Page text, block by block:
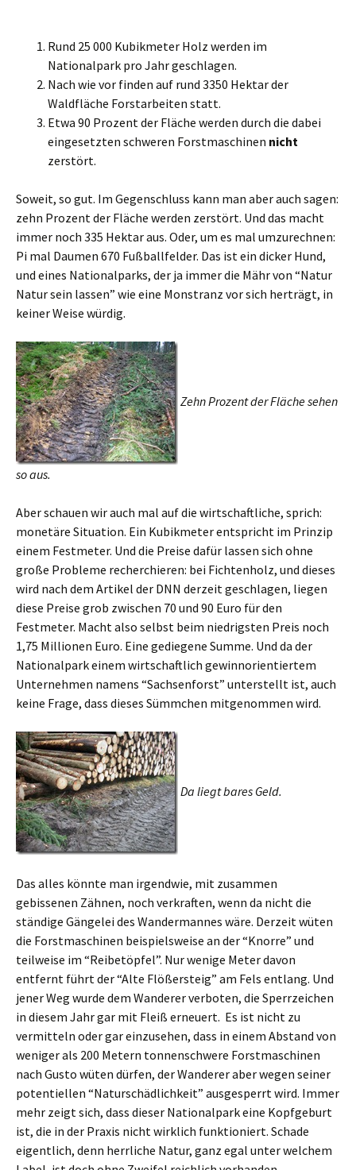
Rund 25 000 Kubikmeter Holz werden im
Nationalpark pro Jahr geschlagen.
Nach wie vor finden auf rund 3350 Hektar der
Waldfläche Forstarbeiten statt.
Etwa 90 Prozent der Fläche werden durch die dabei
eingesetzten schweren Forstmaschinen nicht
zerstört.
Soweit, so gut. Im Gegenschluss kann man aber auch sagen:
zehn Prozent der Fläche werden zerstört. Und das macht
immer noch 335 Hektar aus. Oder, um es mal umzurechnen:
Pi mal Daumen 670 Fußballfelder. Das ist ein dicker Hund,
und eines Nationalparks, der ja immer die Mähr von “Natur
Natur sein lassen” wie eine Monstranz vor sich herträgt, in
keiner Weise würdig.
Zehn Prozent der Fläche sehen
so aus.
Aber schauen wir auch mal auf die wirtschaftliche, sprich:
monetäre Situation. Ein Kubikmeter entspricht im Prinzip
einem Festmeter. Und die Preise dafür lassen sich ohne
große Probleme recherchieren: bei Fichtenholz, und dieses
wird nach dem Artikel der DNN derzeit geschlagen, liegen
diese Preise grob zwischen 70 und 90 Euro für den
Festmeter. Macht also selbst beim niedrigsten Preis noch
1,75 Millionen Euro. Eine gediegene Summe. Und da der
Nationalpark einem wirtschaftlich gewinnorientiertem
Unternehmen namens “Sachsenforst” unterstellt ist, auch
keine Frage, dass dieses Sümmchen mitgenommen wird.
Da liegt bares Geld.
Das alles könnte man irgendwie, mit zusammen
gebissenen Zähnen, noch verkraften, wenn da nicht die
ständige Gängelei des Wandermannes wäre. Derzeit wüten
die Forstmaschinen beispielsweise an der “Knorre” und
teilweise im “Reibetöpfel”. Nur wenige Meter davon
entfernt führt der “Alte Flößersteig” am Fels entlang. Und
jener Weg wurde dem Wanderer verboten, die Sperrzeichen
in diesem Jahr gar mit Fleiß erneuert. Es ist nicht zu
vermitteln oder gar einzusehen, dass in einem Abstand von
weniger als 200 Metern tonnenschwere Forstmaschinen
nach Gusto wüten dürfen, der Wanderer aber wegen seiner
potentiellen “Naturschädlichkeit” ausgesperrt wird. Immer
mehr zeigt sich, dass dieser Nationalpark eine Kopfgeburt
ist, die in der Praxis nicht wirklich funktioniert. Schade
eigentlich, denn herrliche Natur, ganz egal unter welchem